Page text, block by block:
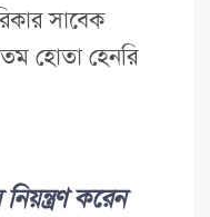
সাবেক
হোতা হেনরি
করেন